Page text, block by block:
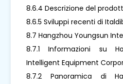
8.6.4 Descrizione del
8.6.5 Sviluppi recenti di
8.7 Hangzhou Youngsun
8.7.1 Informazioni su
Intelligent Equipment
8.7.2 Panoramica di